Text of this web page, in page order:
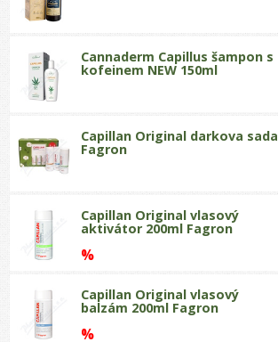
Cannaderm Capillus šampon s
kofeinem NEW 150ml
Capillan Original darkova sada
Fagron
Capillan Original vlasový
aktivátor 200ml Fagron
%
Capillan Original vlasový
balzám 200ml Fagron
%